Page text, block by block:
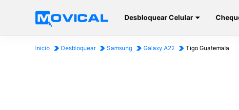
Desbloquear Celular
Inicio Desbloquear Samsung Galaxy A22 Tigo Guatemala